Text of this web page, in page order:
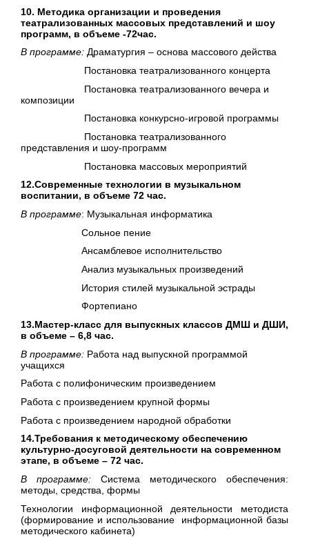
10. Методика организации и проведения
театрализованных массовых представлений и шоу
программ, в объеме -72час.
В программе: Драматургия – основа массового действа
Постановка театрализованного концерта
Постановка театрализованного вечера и
композиции
Постановка конкурсно-игровой программы
Постановка театрализованного
представления и шоу-программ
Постановка массовых мероприятий
12.Современные технологии в музыкальном
воспитании, в объеме 72 час.
В программе: Музыкальная информатика
Сольное пение
Ансамблевое исполнительство
Анализ музыкальных произведений
История стилей музыкальной эстрады
Фортепиано
13.Мастер-класс для выпускных классов ДМШ и ДШИ,
в объеме – 6,8 час.
В программе: Работа над выпускной программой
учащихся
Работа с полифоническим произведением
Работа с произведением крупной формы
Работа с произведением народной обработки
14.Требования к методическому обеспечению
культурно-досуговой деятельности на современном
этапе, в объеме – 72 час.
В программе: Система методического обеспечения:
методы, средства, формы
Технологии информационной деятельности методиста
(формирование и использование информационной базы
методического кабинета)